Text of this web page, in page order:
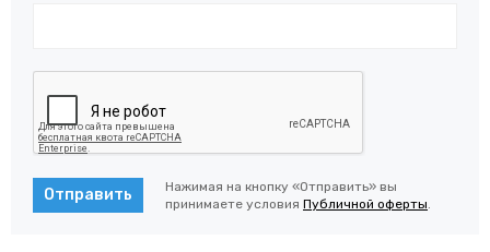
Отправить
Нажимая на кнопку «Отправить» вы
принимаете условия Публичной оферты.